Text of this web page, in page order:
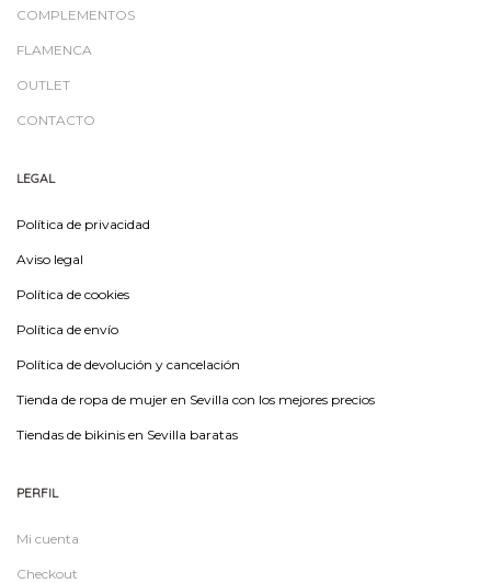
COMPLEMENTOS
FLAMENCA
OUTLET
CONTACTO
LEGAL
Política de privacidad
Aviso legal
Política de cookies
Política de envío
Política de devolución y cancelación
Tienda de ropa de mujer en Sevilla con los mejores precios
Tiendas de bikinis en Sevilla baratas
PERFIL
Mi cuenta
Checkout